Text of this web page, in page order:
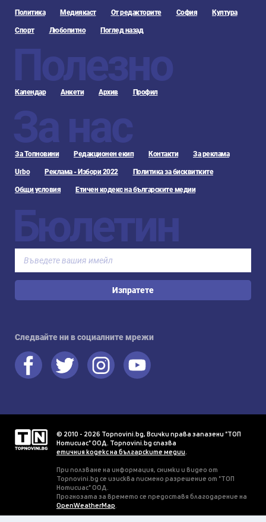
Политика Медиякаст От редакторите София Култура
Спорт Любопитно Поглед назад
Полезно
Календар Анкети Архив Профил
За нас
За Топновини Редакционен екип Контакти За реклама
Urbo Реклама - Избори 2022 Политика за бисквитките
Общи условия Етичен кодекс на българските медии
Бюлетин
Изпратете
Следвайте ни в социалните мрежи
© 2010 - 2026 Topnovini.bg, Всички права запазени "ТОП
Нотисиас" ООД. Topnovini.bg спазва
етичния кодекс на българските медии.
При ползване на информация, снимки и видео от
Topnovini.bg се изисква писмено разрешение от "ТОП
Нотисиас" ООД.
Прогнозата за времето се предоставя благодарение на
OpenWeatherMap.